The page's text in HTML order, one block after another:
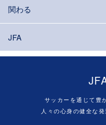
関わる
JFA
サッカーを通じて豊
人々の心身の健全な